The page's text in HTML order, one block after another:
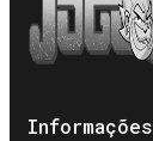
Informações